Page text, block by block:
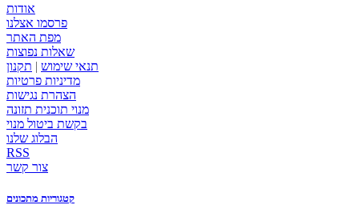
אודות
פרסמו אצלנו
מפת האתר
שאלות נפוצות
תנאי שימוש | תקנון
מדיניות פרטיות
הצהרת נגישות
מנוי תוכנית תזונה
בקשת ביטול מנוי
הבלוג שלנו
RSS
צור קשר
קטגוריות מתכונים